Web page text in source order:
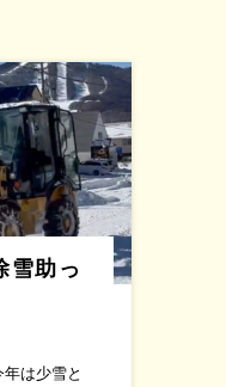
雪助っ
は少雪と